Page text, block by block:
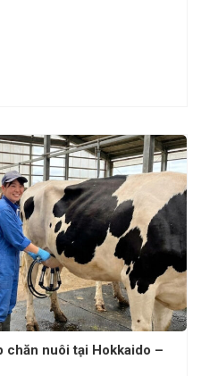
chăn nuôi tại Hokkaido –